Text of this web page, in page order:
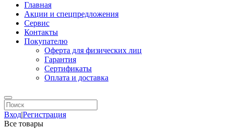
Главная
Акции и спецпредложения
Сервис
Контакты
Покупателю
Оферта для физических лиц
Гарантия
Сертификаты
Оплата и доставка
Вход|Регистрация
Все товары